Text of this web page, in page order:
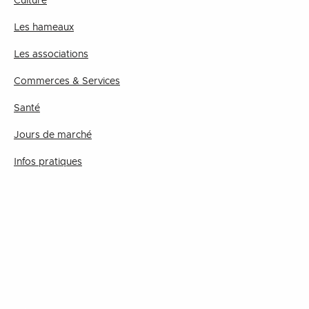
Les hameaux
Les associations
Commerces & Services
Santé
Jours de marché
Infos pratiques